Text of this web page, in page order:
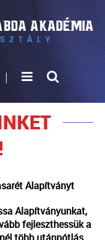
Alapítványt
Alapítványunkat,
fejleszthessük a